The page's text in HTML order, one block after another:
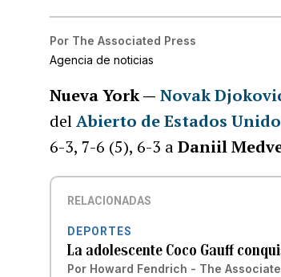
Por The Associated Press
Agencia de noticias
Nueva York — Novak
delAbierto de Estados
6-3, 7-6 (5), 6-3 aDaniil
RELACIONADAS
DEPORTES
La adolescente Coco Gauff
Por Howard Fendrich - The